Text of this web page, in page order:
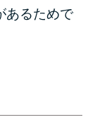
あるためで